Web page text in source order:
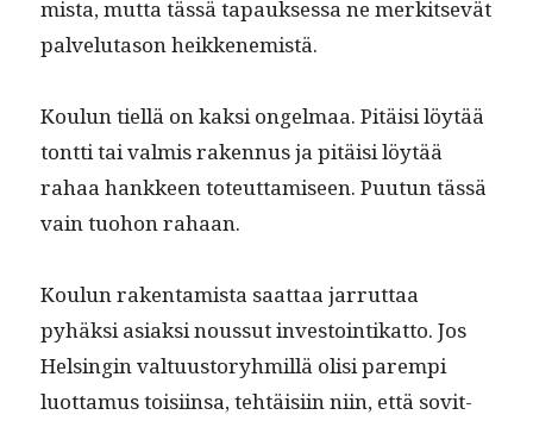
mista, mut­ta tässä tapauk­ses­sa ne merk­it­sevät
palve­lu­ta­son heikkenemistä.
Koulun tiel­lä on kak­si ongel­maa. Pitäisi löytää
tont­ti tai valmis raken­nus ja pitäisi löytää
rahaa han­kkeen toteut­tamiseen. Puu­tun tässä
vain tuo­hon rahaan.
Koulun rak­en­tamista saat­taa jar­rut­taa
pyhäk­si asi­ak­si nous­sut investoin­tikat­to. Jos
Helsin­gin val­tu­us­to­ryh­mil­lä olisi parem­pi
luot­ta­mus toisi­in­sa, tehtäisi­in niin, että sovit­